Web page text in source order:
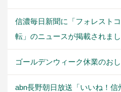
信濃毎日新聞に「フォレスト
転」のニュースが掲載されま
ゴールデンウィーク休業のお
abn長野朝日放送「いいね！信